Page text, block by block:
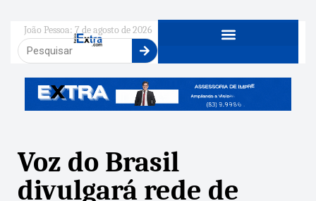
João Pessoa: 7 de agosto de 2026
Voz do Brasil
divulgará rede de